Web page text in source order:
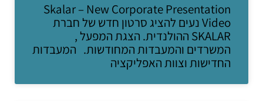
Skalar – New Corporate Presentation
Video נעים להציג סרטון חדש של חברת
SKALAR ההולנדית. הצגת המפעל ,
המשרדים והמעבדות המחודשות. המעבדות
החדישות וצוות האפליקציה